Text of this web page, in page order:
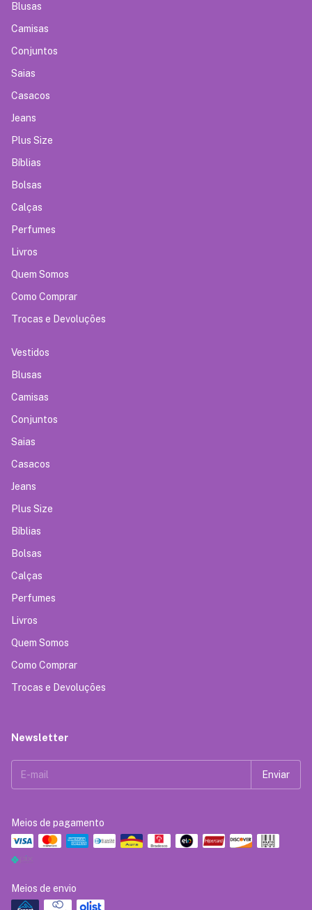
Blusas
Camisas
Conjuntos
Saias
Casacos
Jeans
Plus Size
Bíblias
Bolsas
Calças
Perfumes
Livros
Quem Somos
Como Comprar
Trocas e Devoluções
Vestidos
Blusas
Camisas
Conjuntos
Saias
Casacos
Jeans
Plus Size
Bíblias
Bolsas
Calças
Perfumes
Livros
Quem Somos
Como Comprar
Trocas e Devoluções
Newsletter
Meios de pagamento
Meios de envio